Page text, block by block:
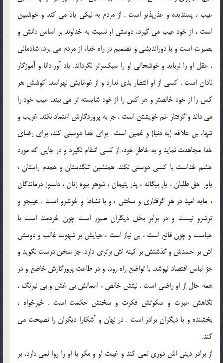
عيب ، پسنديده و عذرپذير است . از مردم به نيكى ياد مى كند و خوشبين
است ، از خود عيب مى گيرد، دوستى او نسبت به خداوند بر اساس دانش و
بصيرت است و با دورانديشى و تصميم در راه خدا، از مردم مى برد، شادمانى
، عقل او را نربايد و خوشحالى او را سبكسرتر نگرداند. ياد آور دانا و آموزگار
نادان است . كسى از او انتظار بدى ندارد و از غوغايش نهراسد. كوشش هر
كس را از خود خالصتر و هر كس را از خود شايسته تر مى بيند. عيب خود را
مى داند و گرفتار غم خويشتن است ، جز به پروردگارش اعتماد نكند. غريب و
تنها، بى علاقه (به دنيا) و غمين است . براى خدا دوستى كند، براى رضاى
خدا مجاهدت نمايد و به خاطر خود، از كسى انتقام نگيرد و در جايى كه مورد
خشم خداست با كسى دوستى نكند. همنشين تنگدستان و همدم راستان ،
ياور حق طلبان ، يار بيگانه ، پدر يتيمان ، شوهر بيوه زنان ، دلسوز درماندگان
، مايه اميد در هر گرفتارى و سختى ، و با نشاط و خوشرو است . عيبجو و
ترشرو نيست و در برابر بخل ديگران صبور است چون خردمند است با
حياست و چون قانع است ، بى نياز است ، حيايش بر شهوت غالب و دوستى
اش بر حسدش و گذشتش بر كينه اش برترى دارد. جز سخن درست نگويد و
جز لباس اقتصاد نپوشد. با تواضع راه رود، و در طاعت پرورگارش خاضع و در
همه حال از او راضى است . نيتش خالص ، اعمالش بى غش و بى نيرنگ ،
نگاهش عبرت و سكوتش فكرت و سخنش حكمت است . خيرخواه ،
بخشنده و با ديگران برادر است . در نهان و آشكارا ديگران را نصيحت مى
كند.
از برادر دينى اش دورى نمى كند و غيبت او و مكر با او را روا نمى دارد، بر